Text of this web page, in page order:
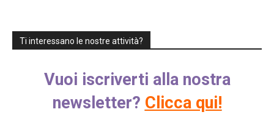
Ti interessano le nostre attività?
Vuoi iscriverti alla nostra
newsletter? Clicca qui!